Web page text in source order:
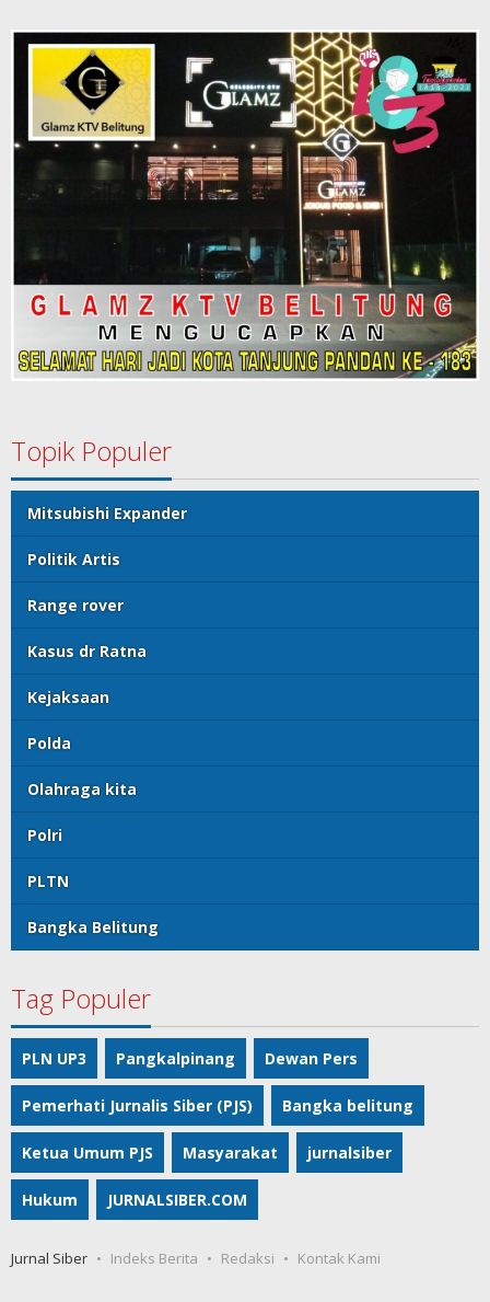
Topik Populer
Mitsubishi Expander
Politik Artis
Range rover
Kasus dr Ratna
Kejaksaan
Polda
Olahraga kita
Polri
PLTN
Bangka Belitung
Tag Populer
PLN UP3 Pangkalpinang Dewan Pers
Pemerhati Jurnalis Siber (PJS) Bangka belitung
Ketua Umum PJS Masyarakat jurnalsiber
Hukum JURNALSIBER.COM
Jurnal Siber Indeks Berita Redaksi Kontak Kami